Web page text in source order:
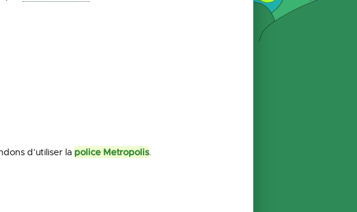
d’utiliser la police Metropolis.